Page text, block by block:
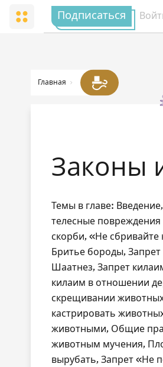
Подписаться
Главная
Законы
Темы в главе:
телесные повреждения
скорби, «Не сбривайте
Бритье бороды,
Шаатнез, Запрет
килаим в отношении
скрещивании
кастрировать
животными, Общие
животным мучения,
вырубать, Запрет «Не